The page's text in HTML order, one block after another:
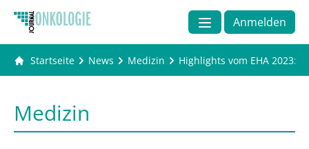
Anmelden
Startseite News Medizin Highlights vom EHA 2023:
Medizin